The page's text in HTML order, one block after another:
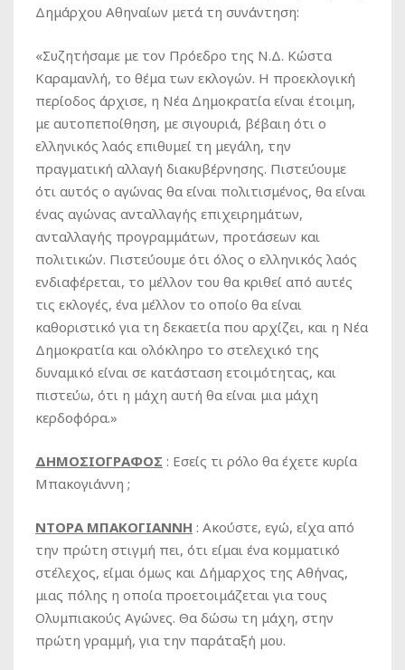
Δημάρχου Αθηναίων μετά τη συνάντηση:
«Συζητήσαμε με τον Πρόεδρο της Ν.Δ. Κώστα
Καραμανλή, το θέμα των εκλογών. Η προεκλογική
περίοδος άρχισε, η Νέα Δημοκρατία είναι έτοιμη,
με αυτοπεποίθηση, με σιγουριά, βέβαιη ότι ο
ελληνικός λαός επιθυμεί τη μεγάλη, την
πραγματική αλλαγή διακυβέρνησης. Πιστεύουμε
ότι αυτός ο αγώνας θα είναι πολιτισμένος, θα είναι
ένας αγώνας ανταλλαγής επιχειρημάτων,
ανταλλαγής προγραμμάτων, προτάσεων και
πολιτικών. Πιστεύουμε ότι όλος ο ελληνικός λαός
ενδιαφέρεται, το μέλλον του θα κριθεί από αυτές
τις εκλογές, ένα μέλλον το οποίο θα είναι
καθοριστικό για τη δεκαετία που αρχίζει, και η Νέα
Δημοκρατία και ολόκληρο το στελεχικό της
δυναμικό είναι σε κατάσταση ετοιμότητας, και
πιστεύω, ότι η μάχη αυτή θα είναι μια μάχη
κερδοφόρα.»
ΔΗΜΟΣΙΟΓΡΑΦΟΣ : Εσείς τι ρόλο θα έχετε κυρία
Μπακογιάννη ;
ΝΤΟΡΑ ΜΠΑΚΟΓΙΑΝΝΗ : Ακούστε, εγώ, είχα από
την πρώτη στιγμή πει, ότι είμαι ένα κομματικό
στέλεχος, είμαι όμως και Δήμαρχος της Αθήνας,
μιας πόλης η οποία προετοιμάζεται για τους
Ολυμπιακούς Αγώνες. Θα δώσω τη μάχη, στην
πρώτη γραμμή, για την παράταξή μου.